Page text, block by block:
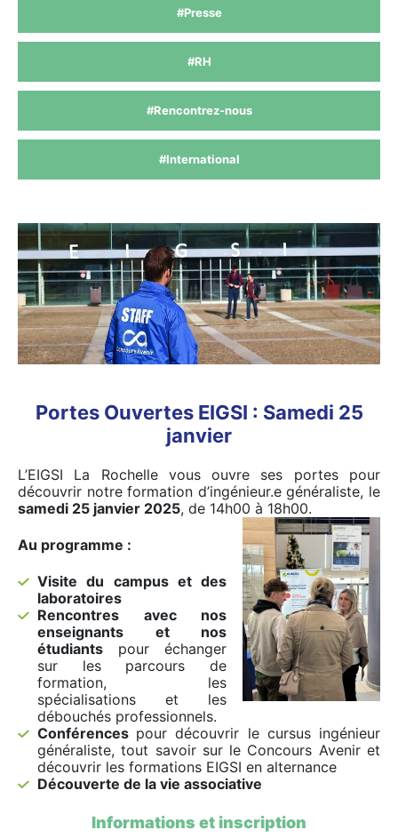
#Presse
#RH
#Rencontrez-nous
#International
Portes Ouvertes EIGSI : Samedi 25
janvier
L’EIGSI La Rochelle vous ouvre ses portes pour
découvrir notre formation d’ingénieur.e généraliste, le
samedi 25 janvier 2025, de 14h00 à 18h00.
Au programme :
Visite du campus et des
laboratoires
Rencontres avec nos
enseignants et nos
étudiants pour échanger
sur les parcours de
formation, les
spécialisations et les
débouchés professionnels.
Conférences pour découvrir le cursus ingénieur
généraliste, tout savoir sur le Concours Avenir et
découvrir les formations EIGSI en alternance
Découverte de la vie associative
Informations et inscription